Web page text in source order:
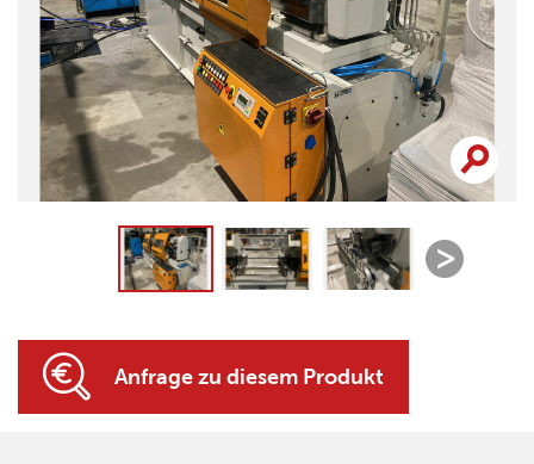
Anfrage zu diesem Produkt